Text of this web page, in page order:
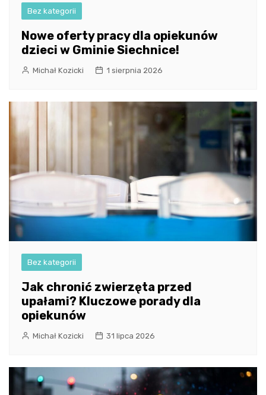
Bez kategorii
Nowe oferty pracy dla opiekunów
dzieci w Gminie Siechnice!
Michał Kozicki 1 sierpnia 2026
Bez kategorii
Jak chronić zwierzęta przed
upałami? Kluczowe porady dla
opiekunów
Michał Kozicki 31 lipca 2026